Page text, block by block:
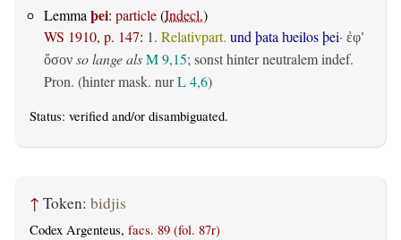
Lemma þei: particle(Indecl.)
WS 1910, p. 147: 1. Relativpart. und þata ƕeilos þei· ἐφ'
ὅσον so lange alsM 9,15; sonst hinter neutralem indef.
Pron. (hinter mask. nurL 4,6)
Status: verified and/or disambiguated.
↑ Token: bidjis
Codex Argenteus, facs. 89 (fol. 87r)